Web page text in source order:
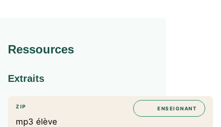
Ressources
Extraits
ZIP
mp3 élève
ENSEIGNANT